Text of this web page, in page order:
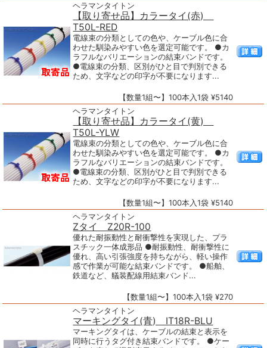
ヘラマンタイトン
【取り寄せ品】カラータイ(赤)
T50L-RED
電線束の分類としての色や、ケーブル色に合
わせた馴染みやすい色を選定可能です。 ●カ
ラフルなバリエーションの結束バンドです。
●電線束の分類、区別がひと目で判別できる
ため、文字などの印字が不要になります...
【数量1組〜】100本入1袋 ¥5140
ヘラマンタイトン
【取り寄せ品】カラータイ(黄)
T50L-YLW
電線束の分類としての色や、ケーブル色に合
わせた馴染みやすい色を選定可能です。 ●カ
ラフルなバリエーションの結束バンドです。
●電線束の分類、区別がひと目で判別できる
ため、文字などの印字が不要になります...
【数量1組〜】100本入1袋 ¥5140
ヘラマンタイトン
Zタイ Z20R-100
優れた耐振動性と耐衝撃性を実現した、プラ
スチック一体成形品 ●耐振動性、耐衝撃性に
優れ、高い引張強度を持ちながら、軽い操作
感で作業が可能な結束バンドです。 ●船舶、
鉄道など、艤装配線用結束バンド...
【数量1組〜】100本入1袋 ¥270
ヘラマンタイトン
マーキングタイ(青) IT18R-BLU
マーキングタイは、ケーブルの結束と表示を
同時に行うタグ付き結束バンドです。 ●ケー